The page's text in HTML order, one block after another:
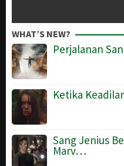
WHAT’S NEW?
Perjalanan
Ketika
Sang Jenius
Marv…